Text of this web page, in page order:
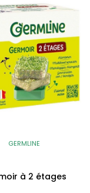
GERMLINE
à 2 étages